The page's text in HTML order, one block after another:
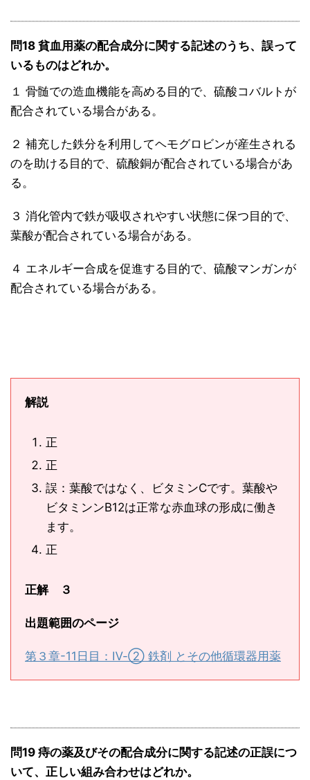
問18 貧血用薬の配合成分に関する記述のうち、誤って
いるものはどれか。
１ 骨髄での造血機能を高める目的で、硫酸コバルトが
配合されている場合がある。
２ 補充した鉄分を利用してヘモグロビンが産生される
のを助ける目的で、硫酸銅が配合されている場合があ
る。
３ 消化管内で鉄が吸収されやすい状態に保つ目的で、
葉酸が配合されている場合がある。
４ エネルギー合成を促進する目的で、硫酸マンガンが
配合されている場合がある。
解説
正
正
誤：葉酸ではなく、ビタミンCです。葉酸や
ビタミンンB12は正常な赤血球の形成に働き
ます。
正
正解 ３
出題範囲のページ
第３章-11日目：Ⅳ-② 鉄剤 とその他循環器用薬
問19 痔の薬及びその配合成分に関する記述の正誤につ
いて、正しい組み合わせはどれか。